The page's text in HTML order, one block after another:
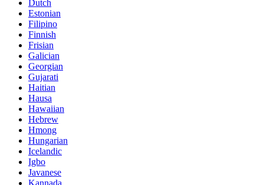
Dutch
Estonian
Filipino
Finnish
Frisian
Galician
Georgian
Gujarati
Haitian
Hausa
Hawaiian
Hebrew
Hmong
Hungarian
Icelandic
Igbo
Javanese